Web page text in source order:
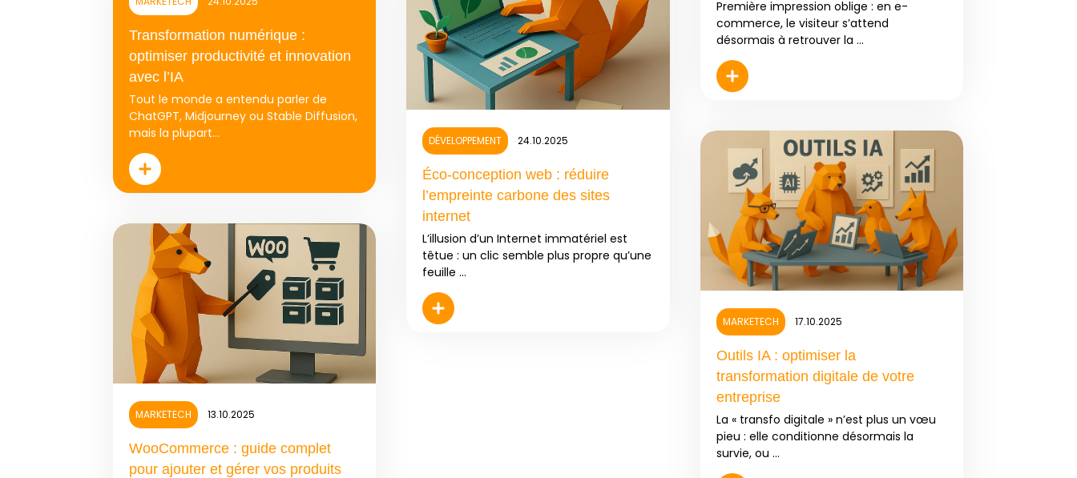
Première impression oblige : en e-
commerce, le visiteur s’attend
désormais à retrouver la ...
DÉVELOPPEMENT 24.10.2025
Éco-conception web : réduire
l’empreinte carbone des sites
internet
L’illusion d’un Internet immatériel est
têtue : un clic semble plus propre qu’une
feuille ...
Transformation numérique :
optimiser productivité et innovation
avec l’IA
Tout le monde a entendu parler de
ChatGPT, Midjourney ou Stable Diffusion,
mais la plupart...
MARKETECH 17.10.2025
Outils IA : optimiser la
transformation digitale de votre
entreprise
La « transfo digitale » n’est plus un vœu
pieu : elle conditionne désormais la
survie, ou ...
MARKETECH 13.10.2025
WooCommerce : guide complet
pour ajouter et gérer vos produits